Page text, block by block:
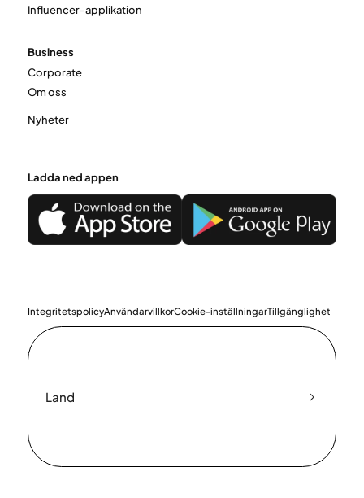
Influencer-applikation
Business
Corporate
Om oss
Nyheter
Ladda ned appen
IntegritetspolicyAnvändarvillkorCookie-inställningarTillgänglighet
Land